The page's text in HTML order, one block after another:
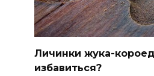
Личинки жука-
избавиться?